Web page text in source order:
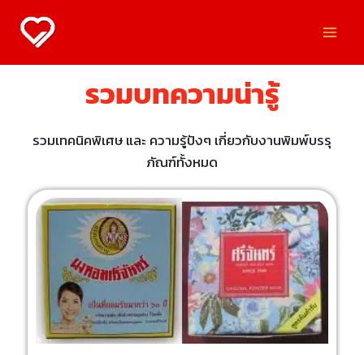
รวมบทความน่ารู้
รวมเทคนิคพิเศษ และ ความรู้ปังๆ เกี่ยวกับงานพิมพ์บรรุ
ภัณฑ์ทั้งหมด